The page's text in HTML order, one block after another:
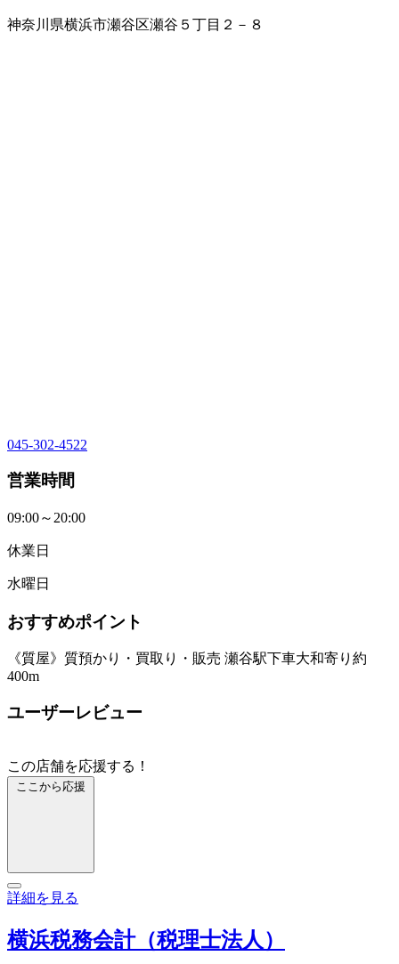
神奈川県横浜市瀬谷区瀬谷５丁目２－８
045-302-4522
営業時間
09:00～20:00
休業日
水曜日
おすすめポイント
《質屋》質預かり・買取り・販売 瀬谷駅下車大和寄り約
400m
ユーザーレビュー
この店舗を応援する！
ここから応援
詳細を見る
横浜税務会計（税理士法人）